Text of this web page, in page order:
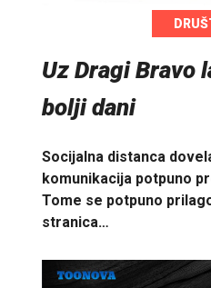
Uz Dragi Bravo
bolji dani
Socijalna distanca
komunikacija potpuno
Tome se potpuno
stranica…